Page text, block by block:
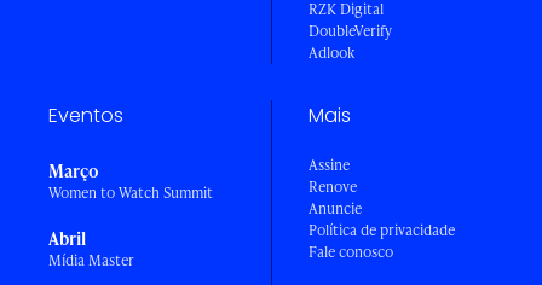
RZK Digital
DoubleVerify
Adlook
Eventos
Março
Women to Watch Summit
Abril
Mídia Master
Mais
Assine
Renove
Anuncie
Política de privacidade
Fale conosco